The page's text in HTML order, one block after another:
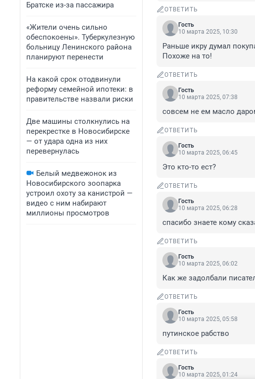
Братске из-за пассажира
«Жители очень сильно
обеспокоены». Туберкулезную
больницу Ленинского района
планируют перенести
На какой срок отодвинули
реформу семейной ипотеки: в
правительстве назвали риски
Две машины столкнулись на
перекрестке в Новосибирске
— от удара одна из них
перевернулась
Белый медвежонок из
Новосибирского зоопарка
устроил охоту за канистрой —
видео с ним набирают
миллионы просмотров
ОТВЕТИТЬ
Гость
10 марта 2025, 10:30
Раньше икру думал
Похоже на то!
ОТВЕТИТЬ
Гость
10 марта 2025, 07:38
совсем не ем масло
ОТВЕТИТЬ
Гость
10 марта 2025, 06:45
Это кто-то ест?
ОТВЕТИТЬ
Гость
10 марта 2025, 06:28
спасибо знаете кому
ОТВЕТИТЬ
Гость
10 марта 2025, 06:02
Как же задолбали
ОТВЕТИТЬ
Гость
10 марта 2025, 05:58
путинское рабство
ОТВЕТИТЬ
Гость
10 марта 2025, 01:24